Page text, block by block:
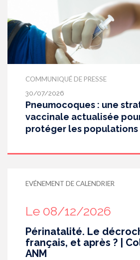
COMMUNIQUÉ DE PRESSE
30/07/2026
Pneumocoques : une
vaccinale actualisée
protéger les populations
EVÉNEMENT DE CALENDRIER
Le 08/12/2026
Périnatalité. Le
français, et après ? |
ANM